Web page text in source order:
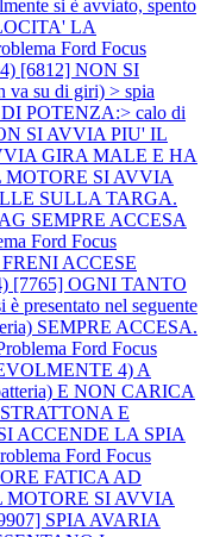
si è avviato, spento
LA
Ford Focus
[6812] NON SI
va su di giri) > spia
POTENZA:> calo di
SI AVVIA PIU' IL
GIRA MALE E HA
MOTORE SI AVVIA
SULLA TARGA.
SEMPRE ACCESA
Ford Focus
FRENI ACCESE
[7765] OGNI TANTO
presentato nel seguente
SEMPRE ACCESA.
Ford Focus
4) A
E NON CARICA
E
ACCENDE LA SPIA
Ford Focus
FATICA AD
MOTORE SI AVVIA
SPIA AVARIA